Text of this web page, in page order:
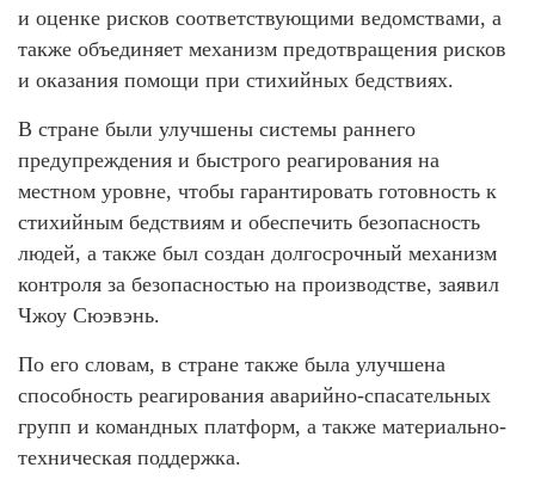
и оценке рисков соответствующими ведомствами, а
также объединяет механизм предотвращения рисков
и оказания помощи при стихийных бедствиях.
В стране были улучшены системы раннего
предупреждения и быстрого реагирования на
местном уровне, чтобы гарантировать готовность к
стихийным бедствиям и обеспечить безопасность
людей, а также был создан долгосрочный механизм
контроля за безопасностью на производстве, заявил
Чжоу Сюэвэнь.
По его словам, в стране также была улучшена
способность реагирования аварийно-спасательных
групп и командных платформ, а также материально-
техническая поддержка.